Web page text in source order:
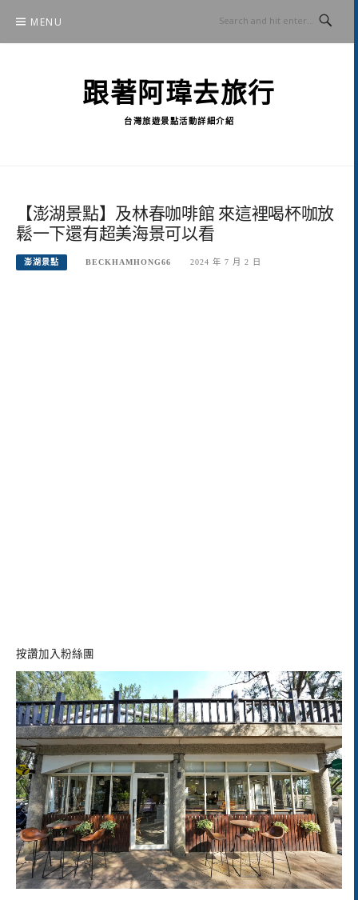
content
MENU
跟著阿瑋去旅行
台灣旅遊景點活動詳細介紹
【澎湖景點】及林春咖啡館 來這裡喝杯咖放
鬆一下還有超美海景可以看
澎湖景點 BECKHAMHONG66 2024 年 7 月 2 日
按讚加入粉絲團